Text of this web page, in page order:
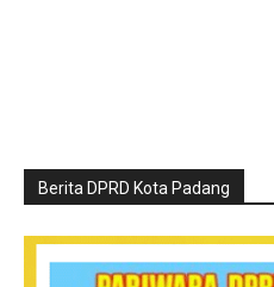
Berita DPRD Kota Padang